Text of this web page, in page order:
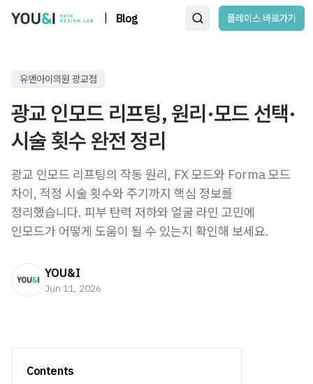
Blog 플레이스 바로가기
유앤아이의원 광교점
광교 인모드 리프팅, 원리·모드 선택·
시술 횟수 완전 정리
광교 인모드 리프팅의 작동 원리, FX 모드와 Forma 모드
차이, 적정 시술 횟수와 주기까지 핵심 정보를
정리했습니다. 피부 탄력 저하와 얼굴 라인 고민에
인모드가 어떻게 도움이 될 수 있는지 확인해 보세요.
YOU&I
Jun 11, 2026
Contents